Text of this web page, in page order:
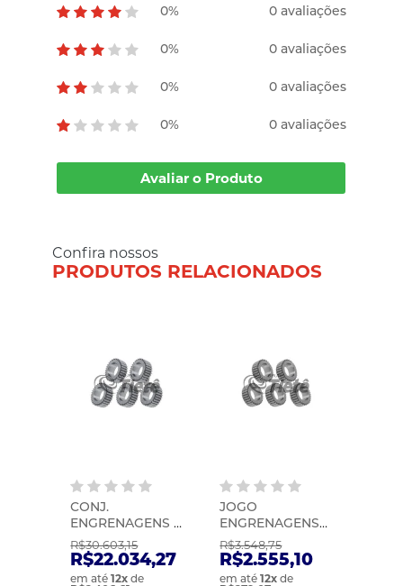
0% 0 avaliações
0% 0 avaliações
0% 0 avaliações
0% 0 avaliações
Avaliar o Produto
Confira nossos
PRODUTOS RELACIONADOS
CONJ.
ENGRENAGENS |
ZF | 1312232014
R$30.603,15
R$22.034,27
em até12x de
JOGO
ENGRENAGENS
PLANETÁRIAS |
ZF | 1358232016
R$3.548,75
R$2.555,10
em até12x de